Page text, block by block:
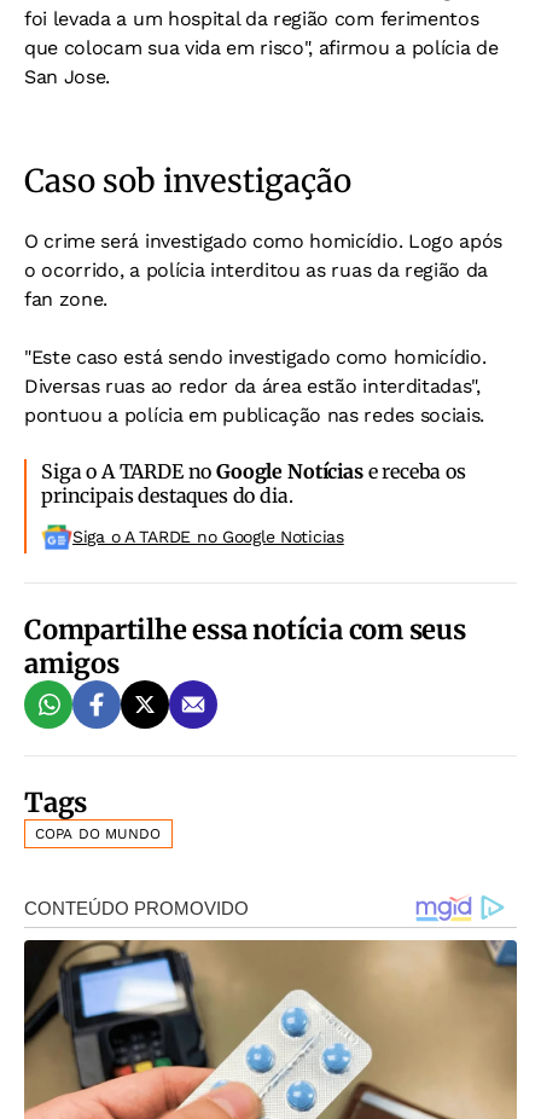
foi levada a um hospital da região com ferimentos
que colocam sua vida em risco", afirmou a polícia de
San Jose.
Caso sob investigação
O crime será investigado como homicídio. Logo após
o ocorrido, a polícia interditou as ruas da região da
fan zone.
"Este caso está sendo investigado como homicídio.
Diversas ruas ao redor da área estão interditadas",
pontuou a polícia em publicação nas redes sociais.
Siga o A TARDE noGoogle Notíciase receba os
principais destaques do dia.
Siga o A TARDE no Google Noticias
Compartilhe essa notícia com seus
amigos
Tags
COPA DO MUNDO